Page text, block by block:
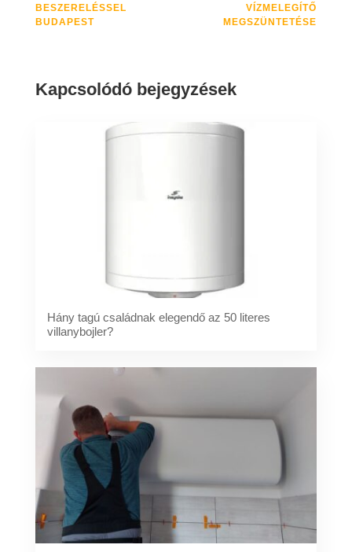
BESZERELÉSSEL
BUDAPEST
VÍZMELEGÍTŐ
MEGSZÜNTETÉSE
Kapcsolódó bejegyzések
Hány tagú családnak elegendő az 50 literes
villanybojler?